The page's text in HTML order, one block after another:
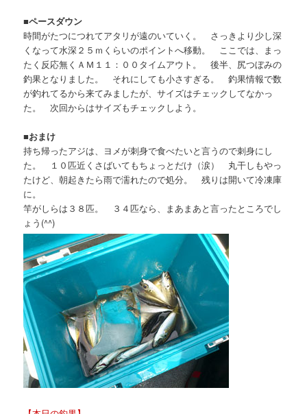
■ペースダウン
時間がたつにつれてアタリが遠のいていく。 さっきより少し深
くなって水深２５ｍくらいのポイントへ移動。 ここでは、まっ
たく反応無くＡＭ１１：００タイムアウト。 後半、尻つぼみの
釣果となりました。 それにしても小さすぎる。 釣果情報で数
が釣れてるから来てみましたが、サイズはチェックしてなかっ
た。 次回からはサイズもチェックしよう。
■おまけ
持ち帰ったアジは、ヨメが刺身で食べたいと言うので刺身にし
た。 １０匹近くさばいてもちょっとだけ（涙） 丸干しもやっ
たけど、朝起きたら雨で濡れたので処分。 残りは開いて冷凍庫
に。
竿がしらは３８匹。 ３４匹なら、まあまあと言ったところでし
ょう(^^)